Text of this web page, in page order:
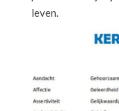
leven.